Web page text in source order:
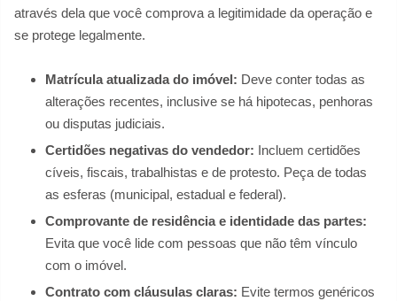
através dela que você comprova a legitimidade da operação e
se protege legalmente.
Matrícula atualizada do imóvel: Deve conter todas as
alterações recentes, inclusive se há hipotecas, penhoras
ou disputas judiciais.
Certidões negativas do vendedor: Incluem certidões
cíveis, fiscais, trabalhistas e de protesto. Peça de todas
as esferas (municipal, estadual e federal).
Comprovante de residência e identidade das partes:
Evita que você lide com pessoas que não têm vínculo
com o imóvel.
Contrato com cláusulas claras: Evite termos genéricos